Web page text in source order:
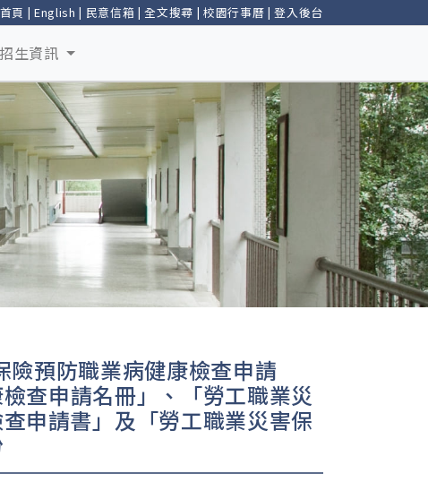
頁 | English | 民意信箱 |全文搜尋 | 校園行事曆 |登入後台
招生資訊
預防職業病健康檢查申請
查申請名冊」、「勞工職業災
申請書」及「勞工職業災害保